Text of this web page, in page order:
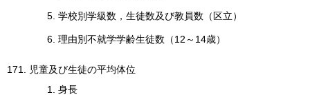
学校別学級数，生徒数及び教員数（区立）
理由別不就学学齢生徒数（12～14歳）
児童及び生徒の平均体位
身長